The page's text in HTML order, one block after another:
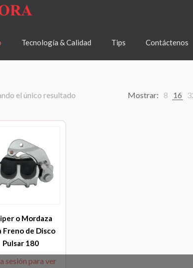
Tecnología & Calidad Tips Contáctenos
el único resultado Mostrar: 8 16
o Mordaza
Freno de Disco
Pulsar 180
sesión para ver